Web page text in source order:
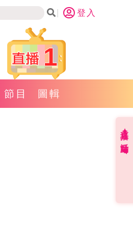
登入
1
節目 圖輯
直播✦活動